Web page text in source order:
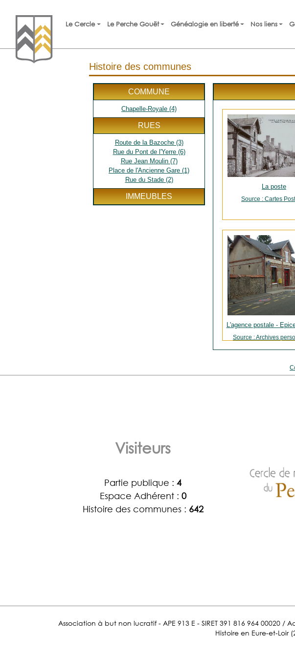
Le Cercle Le Perche Gouët Généalogie en liberté Nos liens
Histoire des communes
COMMUNE
Chapelle-Royale (4)
RUES
Route de la Bazoche (3)
Rue du Pont de l'Yerre (6)
Rue Jean Moulin (7)
Place de l'Ancienne Gare (1)
Rue du Stade (2)
IMMEUBLES
La poste
Source : Cartes
L'agence postale -
Source : Archives
Visiteurs
Partie publique : 4
Espace Adhérent : 0
Histoire des communes : 642
Association à but non lucratif - APE 913 E - SIRET 391 816 964 00020
Histoire en Eure-et-Loir